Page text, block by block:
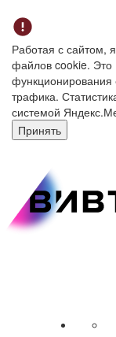
Работая с сайтом,
файлов cookie. Это
функционирования
трафика.
системой
Принять